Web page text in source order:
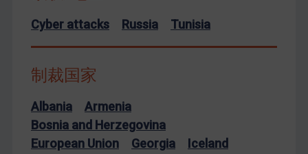
Cyber attacks Russia Tunisia
制裁国家
Albania
Armenia
Bosnia and Herzegovina
European Union
Georgia
Iceland